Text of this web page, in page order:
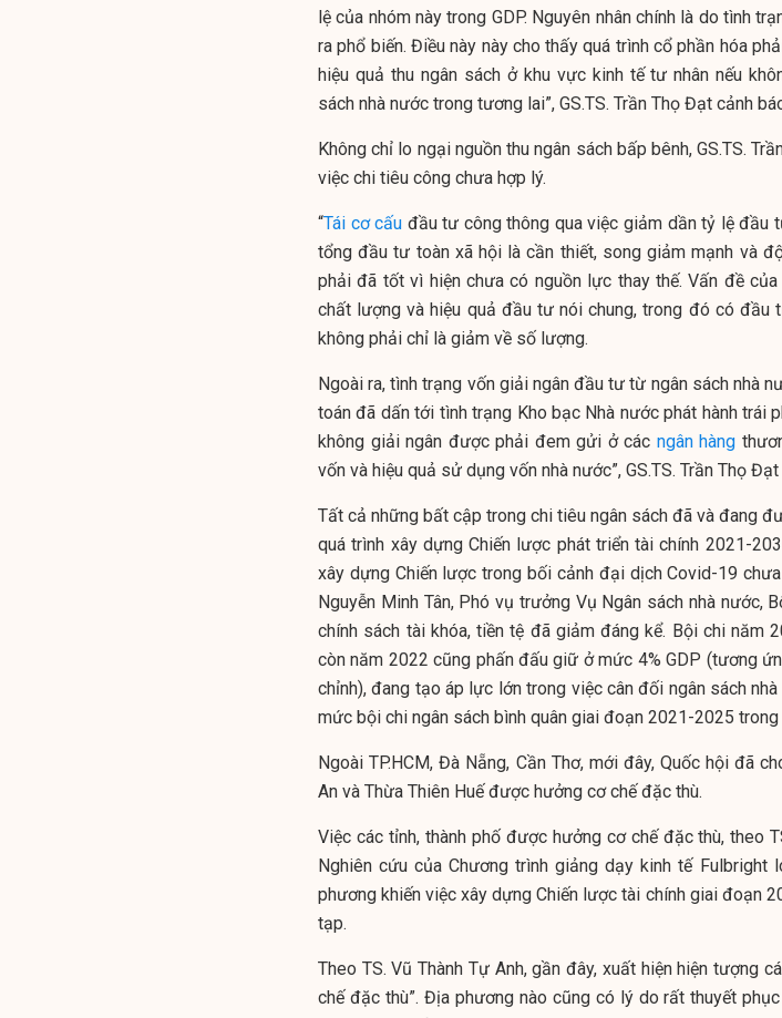
lệ của nhóm này trong GDP. Nguyên nhân chính là do tình
ra phổ biến. Điều này này cho thấy quá trình cổ phần hóa
hiệu quả thu ngân sách ở khu vực kinh tế tư nhân nếu
sách nhà nước trong tương lai”, GS.TS. Trần Thọ Đạt cảnh
Không chỉ lo ngại nguồn thu ngân sách bấp bênh,GS.TS.
việc chi tiêu công chưa hợp lý.
“Tái cơ cấu đầu tư công thông qua việc giảm dần tỷ lệ đầu
tổng đầu tư toàn xã hội là cần thiết, song giảm mạnh và
phải đã tốt vì hiện chưa có nguồn lực thay thế. Vấn đề
chất lượng và hiệu quả đầu tư nói chung, trong đó có đầu
không phải chỉ là giảm về số lượng.
Ngoài ra, tình trạng vốn giải ngân đầu tư từ ngân sách nhà
toán đã dấn tới tình trạng Kho bạc Nhà nước phát hành trái
không giải ngân được phải đem gửi ở các ngân hàng
vốn và hiệu quả sử dụng vốn nhà nước”, GS.TS. Trần Thọ Đạt
Tất cả những bất cập trong chi tiêu ngân sách đã và đang
quá trình xây dựng Chiến lược phát triển tài chính 2021-
xây dựng Chiến lược trong bối cảnh đại dịch Covid-19
Nguyễn Minh Tân, Phó vụ trưởng Vụ Ngân sách nhà nước,
chính sách tài khóa, tiền tệ đã giảm đáng kể. Bội chi năm
còn năm 2022 cũng phấn đấu giữ ở mức 4% GDP (tương
chỉnh), đang tạo áp lực lớn trong việc cân đối ngân sách
mức bội chi ngân sách bình quân giai đoạn 2021-2025 trong
Ngoài TP.HCM, Đà Nẵng, Cần Thơ, mới đây, Quốc hội đã
An và Thừa Thiên Huế được hưởng cơ chế đặc thù.
Việc các tỉnh, thành phố được hưởng cơ chế đặc thù, theo
Nghiên cứu của Chương trình giảng dạy kinh tế Fulbright
phương khiến việc xây dựng Chiến lược tài chính giai đoạn
tạp.
Theo TS. Vũ Thành Tự Anh, gần đây, xuất hiện hiện tượng
chế đặc thù”. Địa phương nào cũng có lý do rất thuyết